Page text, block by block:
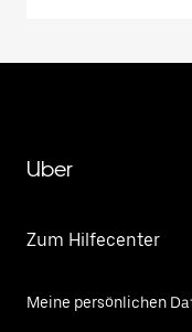
Uber
Zum Hilfecenter
Meine persönlichen